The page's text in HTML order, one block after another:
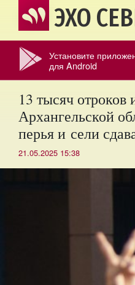
ЭХО
Установите
для Android
13 тысяч отроков
Архангельской
перья и сели
21.05.2025 15:38